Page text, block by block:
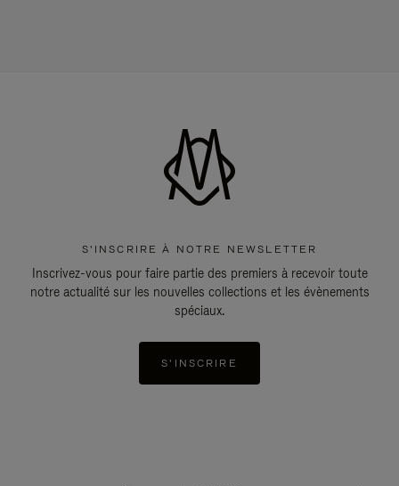
S'INSCRIRE À NOTRE NEWSLETTER
Inscrivez-vous pour faire partie des premiers à recevoir toute
notre actualité sur les nouvelles collections et les évènements
spéciaux.
S'INSCRIRE